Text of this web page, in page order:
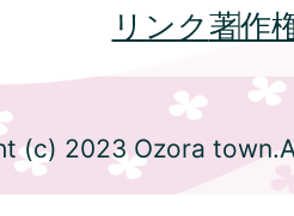
リンク著作
(c) 2023 Ozora